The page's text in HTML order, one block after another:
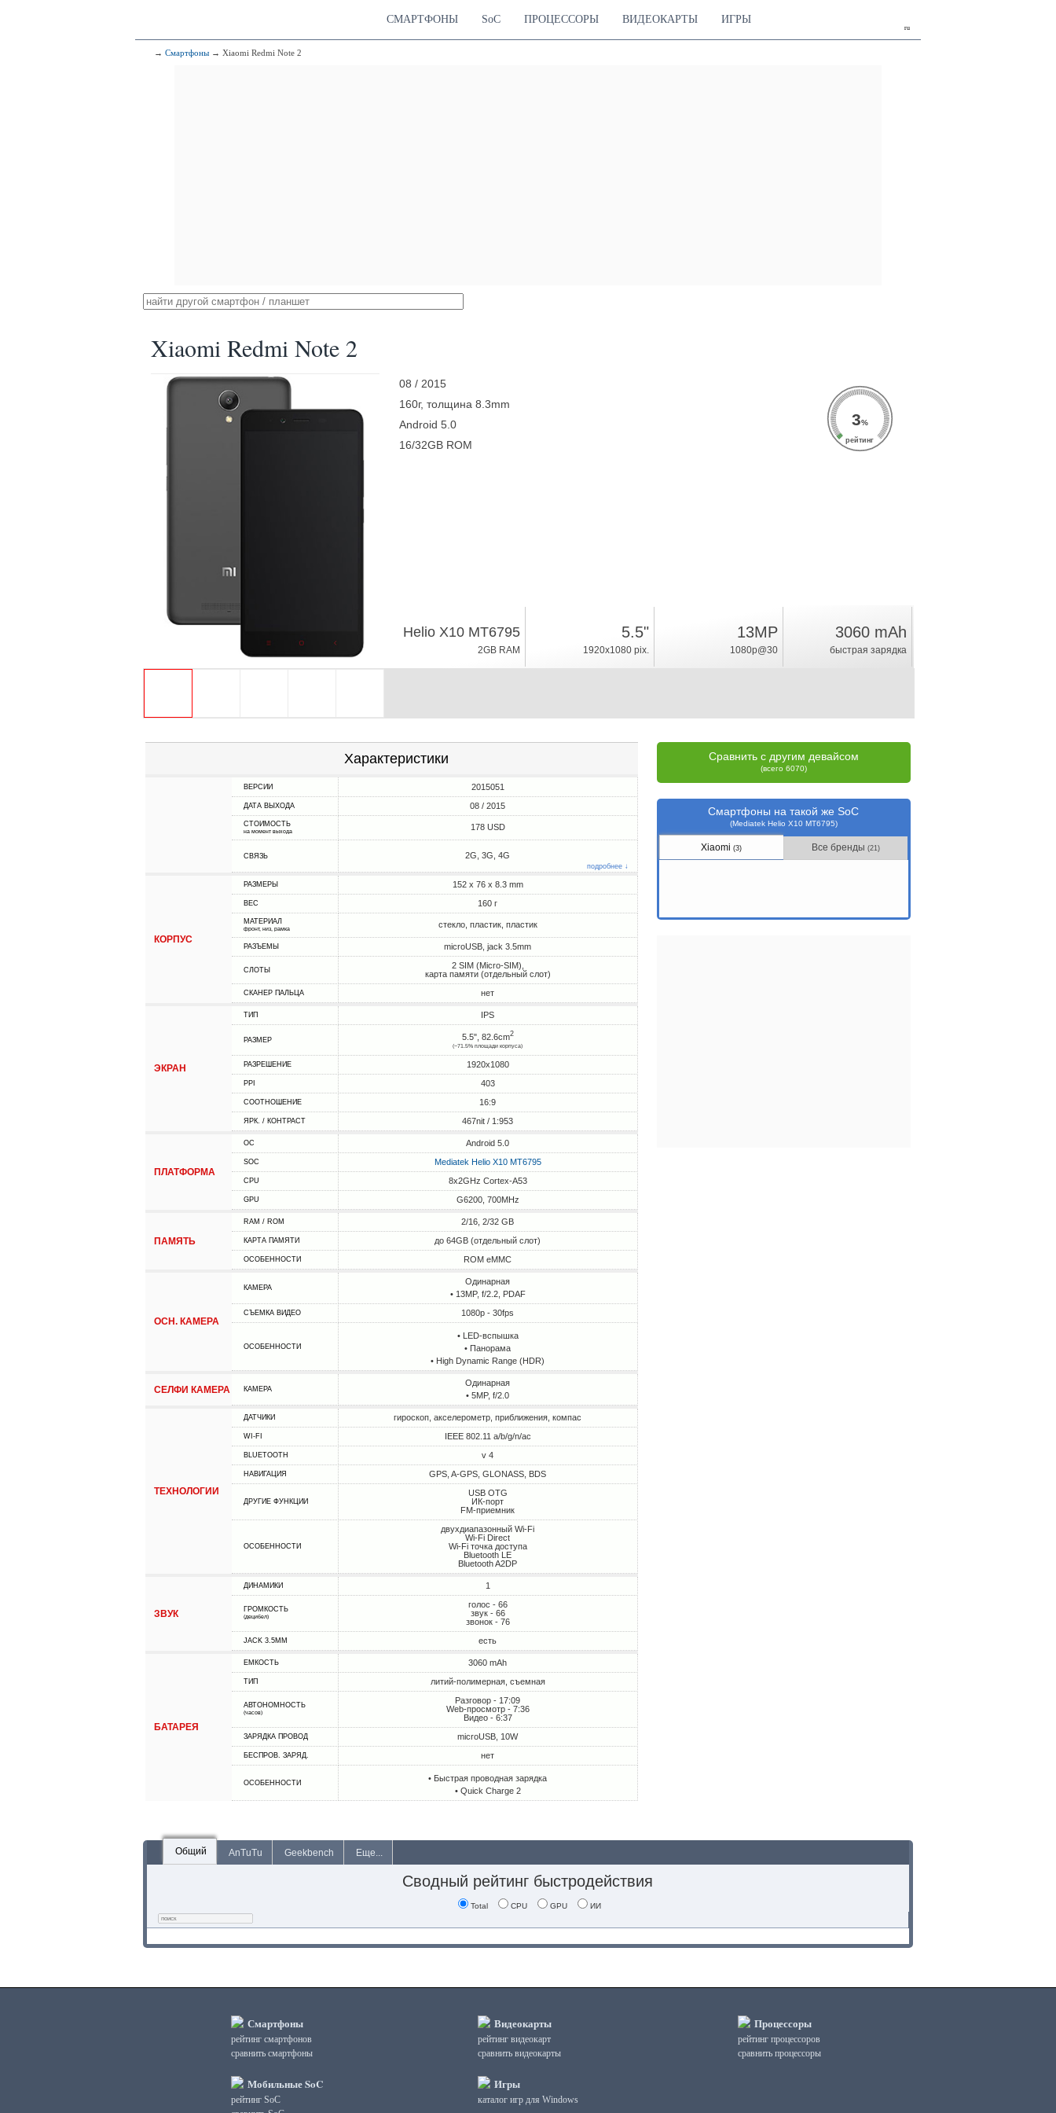
ru
СМАРТФОНЫ SoC ПРОЦЕССОРЫ ВИДЕОКАРТЫ ИГРЫ
→ Смартфоны → Xiaomi Redmi Note 2
Xiaomi Redmi Note 2
08 / 2015
160г, толщина 8.3mm
Android 5.0
16/32GB ROM
3%
рейтинг
Helio X10 MT6795
2GB RAM
5.5"
1920x1080 pix.
13MP
1080p@30
3060 mAh
быстрая зарядка
Характеристики
ВЕРСИИ 2015051
ДАТА ВЫХОДА 08 / 2015
СТОИМОСТЬ
на момент выхода 178 USD
СВЯЗЬ 2G, 3G, 4G
подробнее ↓
КОРПУС
РАЗМЕРЫ 152 x 76 x 8.3 mm
ВЕС 160 г
МАТЕРИАЛ
фронт, низ, рамка стекло, пластик, пластик
РАЗЪЕМЫ microUSB, jack 3.5mm
СЛОТЫ
2 SIM (Micro-SIM),
карта памяти (отдельный слот)
СКАНЕР ПАЛЬЦА нет
ЭКРАН
ТИП IPS
РАЗМЕР 5.5", 82.6cm2
(~71.5% площади корпуса)
РАЗРЕШЕНИЕ 1920x1080
PPI 403
СООТНОШЕНИЕ 16:9
ЯРК. / КОНТРАСТ 467nit / 1:953
ПЛАТФОРМА
ОС Android 5.0
SOC Mediatek Helio X10 MT6795
CPU 8x2GHz Cortex-A53
GPU G6200, 700MHz
ПАМЯТЬ
RAM / ROM 2/16, 2/32 GB
КАРТА ПАМЯТИ до 64GB (отдельный слот)
ОСОБЕННОСТИ ROM eMMC
ОСН. КАМЕРА
КАМЕРА
Одинарная
• 13MP, f/2.2, PDAF
СЪЕМКА ВИДЕО 1080p - 30fps
ОСОБЕННОСТИ
• LED-вспышка
• Панорама
• High Dynamic Range (HDR)
СЕЛФИ КАМЕРА КАМЕРА
Одинарная
• 5MP, f/2.0
ТЕХНОЛОГИИ
ДАТЧИКИ гироскоп, акселерометр, приближения, компас
WI-FI IEEE 802.11 a/b/g/n/ac
BLUETOOTH v 4
НАВИГАЦИЯ GPS, A-GPS, GLONASS, BDS
ДРУГИЕ ФУНКЦИИ
USB OTG
ИК-порт
FM-приемник
ОСОБЕННОСТИ
двухдиапазонный Wi-Fi
Wi-Fi Direct
Wi-Fi точка доступа
Bluetooth LE
Bluetooth A2DP
ЗВУК
ДИНАМИКИ 1
ГРОМКОСТЬ
(децибел)
голос - 66
звук - 66
звонок - 76
JACK 3.5MM есть
БАТАРЕЯ
ЕМКОСТЬ 3060 mAh
ТИП литий-полимерная, съемная
АВТОНОМНОСТЬ
(часов)
Разговор - 17:09
Web-просмотр - 7:36
Видео - 6:37
ЗАРЯДКА ПРОВОД microUSB, 10W
БЕСПРОВ. ЗАРЯД. нет
ОСОБЕННОСТИ
• Быстрая проводная зарядка
• Quick Charge 2
Сравнить с другим девайсом
(всего 6070)
Смартфоны на такой же SoC
(Mediatek Helio X10 MT6795)
Xiaomi(3) Все бренды (21)
Общий AnTuTu Geekbench Еще...
Сводный рейтинг быстродействия
Total CPU GPU ИИ
Смартфоны
рейтинг смартфонов
сравнить смартфоны
Мобильные SoC
рейтинг SoC
Видеокарты
рейтинг видеокарт
сравнить видеокарты
Игры
каталог игр для Windows
Процессоры
рейтинг процессоров
сравнить процессоры